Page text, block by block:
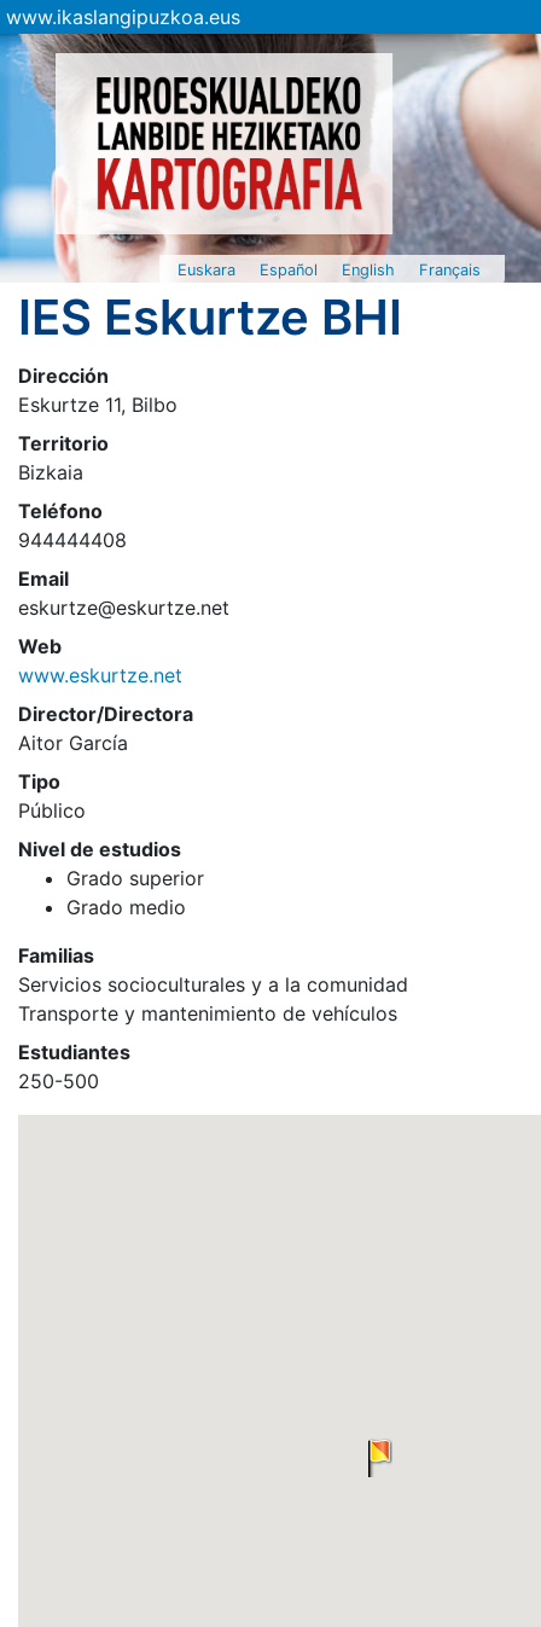
www.ikaslangipuzkoa.eus
Euskara Español English Français
IES Eskurtze BHI
Dirección
Eskurtze 11, Bilbo
Territorio
Bizkaia
Teléfono
944444408
Email
eskurtze@eskurtze.net
Web
www.eskurtze.net
Director/Directora
Aitor García
Tipo
Público
Nivel de estudios
Grado superior
Grado medio
Familias
Servicios socioculturales y a la comunidad
Transporte y mantenimiento de vehículos
Estudiantes
250-500